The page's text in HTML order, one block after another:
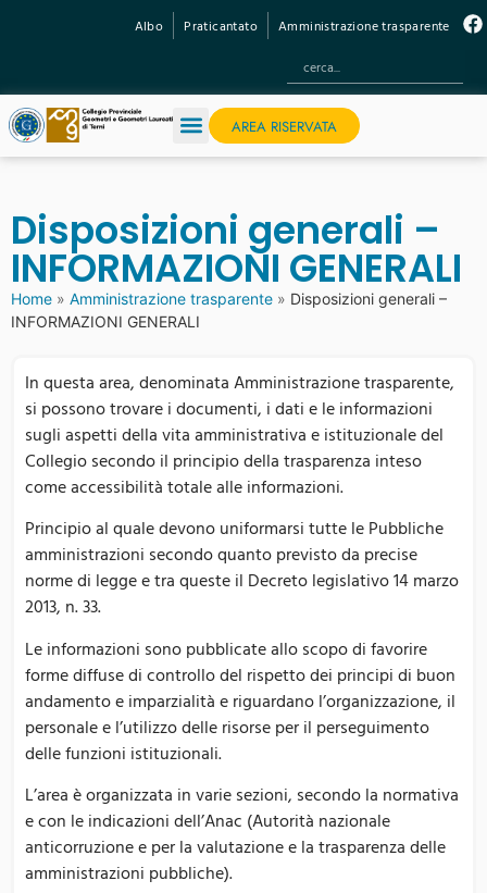
Albo Praticantato Amministrazione trasparente
AREA RISERVATA
Disposizioni generali –
INFORMAZIONI GENERALI
Home » Amministrazione trasparente » Disposizioni generali –
INFORMAZIONI GENERALI
In questa area, denominata Amministrazione trasparente,
si possono trovare i documenti, i dati e le informazioni
sugli aspetti della vita amministrativa e istituzionale del
Collegio secondo il principio della trasparenza inteso
come accessibilità totale alle informazioni.
Principio al quale devono uniformarsi tutte le Pubbliche
amministrazioni secondo quanto previsto da precise
norme di legge e tra queste il Decreto legislativo 14 marzo
2013, n. 33.
Le informazioni sono pubblicate allo scopo di favorire
forme diffuse di controllo del rispetto dei principi di buon
andamento e imparzialità e riguardano l’organizzazione, il
personale e l’utilizzo delle risorse per il perseguimento
delle funzioni istituzionali.
L’area è organizzata in varie sezioni, secondo la normativa
e con le indicazioni dell’Anac (Autorità nazionale
anticorruzione e per la valutazione e la trasparenza delle
amministrazioni pubbliche).